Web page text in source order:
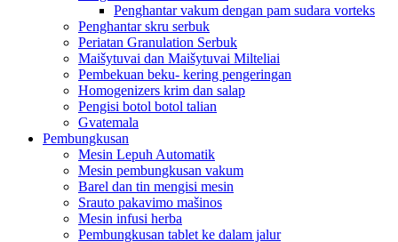
Penghantar vakum dengan pam sudara vorteks
Penghantar skru serbuk
Periatan Granulation Serbuk
Maišytuvai dan Maišytuvai Milteliai
Pembekuan beku- kering pengeringan
Homogenizers krim dan salap
Pengisi botol botol talian
Gvatemala
Pembungkusan
Mesin Lepuh Automatik
Mesin pembungkusan vakum
Barel dan tin mengisi mesin
Srauto pakavimo mašinos
Mesin infusi herba
Pembungkusan tablet ke dalam jalur